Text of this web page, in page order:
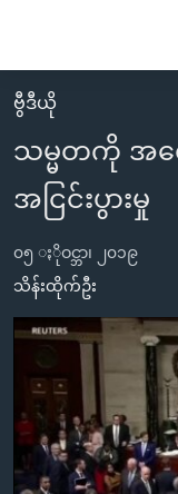
လွယ်ကူ
စေ
သည့်
Link
များ
ပင်မ
အကြောင်းအရာ
ကျော်
ကြည့်
ရန်
ပင်မ
မူလစာမျက်နှာ
မြန်မာ
ကမ္ဘာ့သတင်းများ
အမေရိကန်
တရုတ်
အစ္စရေး-ပါလက်စတို
သတင်းလွတ်လပ်ခွင့်
ရပ်ဝန်းတခု လမ်းတ
အင်္ဂလိပ်စာလေ့လာ
အမေရိကန်သုံးအီဒီယံ
မကြေးမုံရဲ့ အင်္ဂလိပ်စ
ရုပ်ရှင်ထဲက အင်္ဂလိပ်
အပတ်စဉ်ကဏ္ဍများ
ရေဒီယို
တီဗွီ
ရေဒီယိုနှင့်ရုပ်သံ အခ
ရေဒီယို/တီဗွီအစီအစ
ဗွီဒီယို
သမ္မတကို အရေ
အငြင်းပွားမှု
၀၅ ႏိုဝင္ဘာ၊ ၂၀၁၉
သိန်းထိုက်ဦး
No